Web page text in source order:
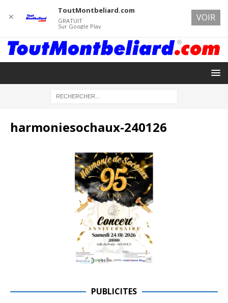
harmoniesochaux-240126
PUBLICITES
✕
ToutMontbeliard.com
GRATUIT
Sur Google Play
VOIR